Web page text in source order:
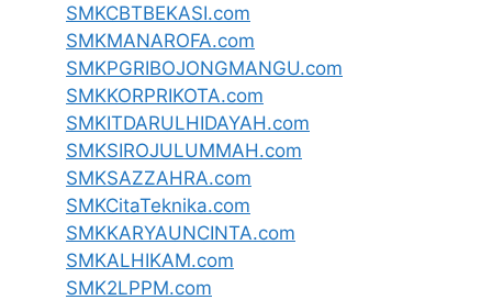
SMKCBTBEKASI.com
SMKMANAROFA.com
SMKPGRIBOJONGMANGU.com
SMKKORPRIKOTA.com
SMKITDARULHIDAYAH.com
SMKSIROJULUMMAH.com
SMKSAZZAHRA.com
SMKCitaTeknika.com
SMKKARYAUNCINTA.com
SMKALHIKAM.com
SMK2LPPM.com